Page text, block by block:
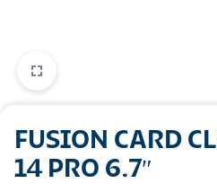
FUSION CARD
14 PRO 6.7″